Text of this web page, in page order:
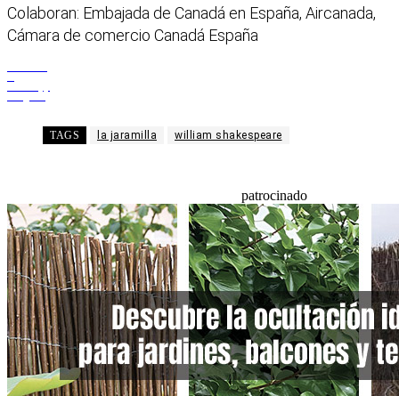
Colaboran: Embajada de Canadá en España, Aircanada,
Cámara de comercio Canadá España
TAGS la jaramilla william shakespeare
patrocinado